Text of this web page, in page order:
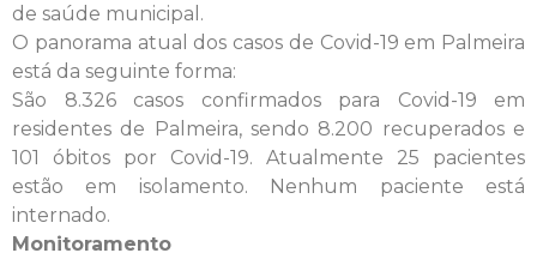
de saúde municipal.
O panorama atual dos casos de Covid-19 em Palmeira
está da seguinte forma:
São 8.326 casos confirmados para Covid-19 em
residentes de Palmeira, sendo 8.200 recuperados e
101 óbitos por Covid-19. Atualmente 25 pacientes
estão em isolamento. Nenhum paciente está
internado.
Monitoramento